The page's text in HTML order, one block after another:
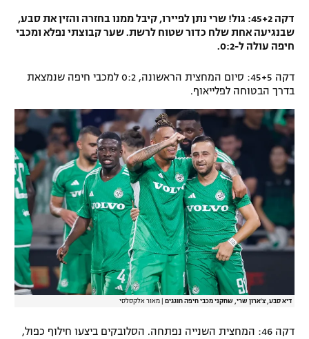
דקה 45+2: גול! שרי נתן לפיירו, קיבל ממנו בחזרה והזין את סבע,
שבנגיעה אחת שלח כדור שטוח לרשת. שער קבוצתי נפלא ומכבי
חיפה עולה ל-0:2.
דקה 45+5: סיום המחצית הראשונה, 0:2 למכבי חיפה שנמצאת
בדרך הבטוחה לפלייאוף.
דיא סבע, צ'ארון שרי, שחקני מכבי חיפה חוגגים מאור אלקסלסי
דקה 46: המחצית השנייה נפתחה. הסלובקים ביצעו חילוף כפול,